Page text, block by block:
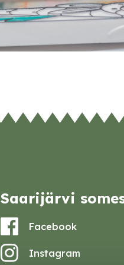
Saarijärvi
Facebook
Instagram